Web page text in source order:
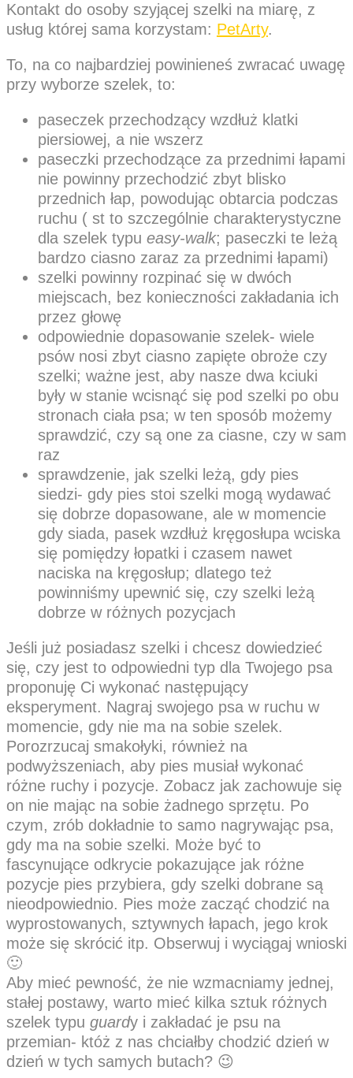
Kontakt do osoby szyjącej szelki na miarę, z
usług której sama korzystam: PetArty.
To, na co najbardziej powinieneś zwracać uwagę
przy wyborze szelek, to:
paseczek przechodzący wzdłuż klatki
piersiowej, a nie wszerz
paseczki przechodzące za przednimi łapami
nie powinny przechodzić zbyt blisko
przednich łap, powodując obtarcia podczas
ruchu ( st to szczególnie charakterystyczne
dla szelek typu easy-walk; paseczki te leżą
bardzo ciasno zaraz za przednimi łapami)
szelki powinny rozpinać się w dwóch
miejscach, bez konieczności zakładania ich
przez głowę
odpowiednie dopasowanie szelek- wiele
psów nosi zbyt ciasno zapięte obroże czy
szelki; ważne jest, aby nasze dwa kciuki
były w stanie wcisnąć się pod szelki po obu
stronach ciała psa; w ten sposób możemy
sprawdzić, czy są one za ciasne, czy w sam
raz
sprawdzenie, jak szelki leżą, gdy pies
siedzi- gdy pies stoi szelki mogą wydawać
się dobrze dopasowane, ale w momencie
gdy siada, pasek wzdłuż kręgosłupa wciska
się pomiędzy łopatki i czasem nawet
naciska na kręgosłup; dlatego też
powinniśmy upewnić się, czy szelki leżą
dobrze w różnych pozycjach
Jeśli już posiadasz szelki i chcesz dowiedzieć
się, czy jest to odpowiedni typ dla Twojego psa
proponuję Ci wykonać następujący
eksperyment. Nagraj swojego psa w ruchu w
momencie, gdy nie ma na sobie szelek.
Porozrzucaj smakołyki, również na
podwyższeniach, aby pies musiał wykonać
różne ruchy i pozycje. Zobacz jak zachowuje się
on nie mając na sobie żadnego sprzętu. Po
czym, zrób dokładnie to samo nagrywając psa,
gdy ma na sobie szelki. Może być to
fascynujące odkrycie pokazujące jak różne
pozycje pies przybiera, gdy szelki dobrane są
nieodpowiednio. Pies może zacząć chodzić na
wyprostowanych, sztywnych łapach, jego krok
może się skrócić itp. Obserwuj i wyciągaj wnioski
🙂
Aby mieć pewność, że nie wzmacniamy jednej,
stałej postawy, warto mieć kilka sztuk różnych
szelek typu guardy i zakładać je psu na
przemian- któż z nas chciałby chodzić dzień w
dzień w tych samych butach? 😉